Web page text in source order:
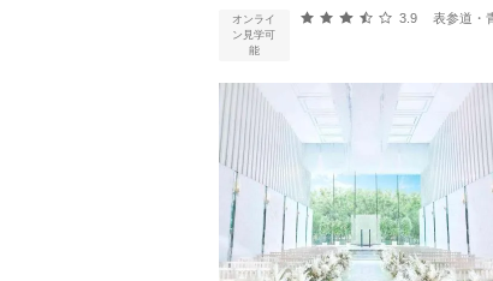
オンライ
ン見学可
能
口コミ評価
3.9 表参道・